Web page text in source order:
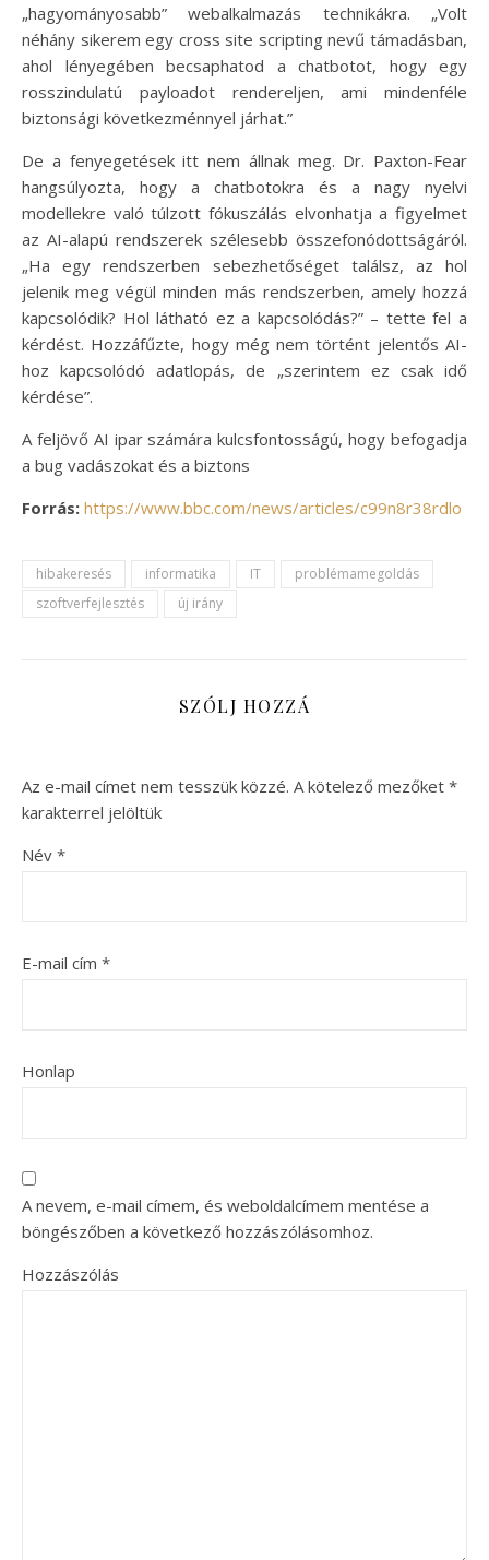
„hagyományosabb” webalkalmazás technikákra. „Volt
néhány sikerem egy cross site scripting nevű támadásban,
ahol lényegében becsaphatod a chatbotot, hogy egy
rosszindulatú payloadot rendereljen, ami mindenféle
biztonsági következménnyel járhat.”
De a fenyegetések itt nem állnak meg. Dr. Paxton-Fear
hangsúlyozta, hogy a chatbotokra és a nagy nyelvi
modellekre való túlzott fókuszálás elvonhatja a figyelmet
az AI-alapú rendszerek szélesebb összefonódottságáról.
„Ha egy rendszerben sebezhetőséget találsz, az hol
jelenik meg végül minden más rendszerben, amely hozzá
kapcsolódik? Hol látható ez a kapcsolódás?” – tette fel a
kérdést. Hozzáfűzte, hogy még nem történt jelentős AI-
hoz kapcsolódó adatlopás, de „szerintem ez csak idő
kérdése”.
A feljövő AI ipar számára kulcsfontosságú, hogy befogadja
a bug vadászokat és a biztons
Forrás: https://www.bbc.com/news/articles/c99n8r38rdlo
hibakeresés informatika IT
problémamegoldás
szoftverfejlesztés
új irány
SZÓLJ HOZZÁ
Az e-mail címet nem tesszük közzé. A kötelező mezőket *
karakterrel jelöltük
Név *
E-mail cím *
Honlap
A nevem, e-mail címem, és weboldalcímem mentése a
böngészőben a következő hozzászólásomhoz.
Hozzászólás